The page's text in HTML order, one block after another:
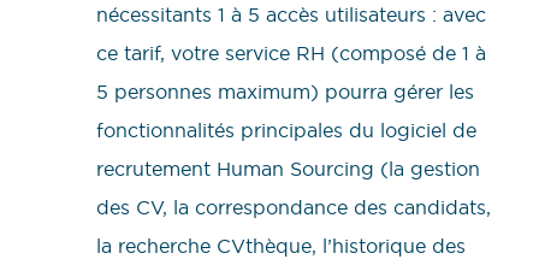
nécessitants 1 à 5 accès utilisateurs : avec
ce tarif, votre service RH (composé de 1 à
5 personnes maximum) pourra gérer les
fonctionnalités principales du logiciel de
recrutement Human Sourcing (la gestion
des CV, la correspondance des candidats,
la recherche CVthèque, l’historique des